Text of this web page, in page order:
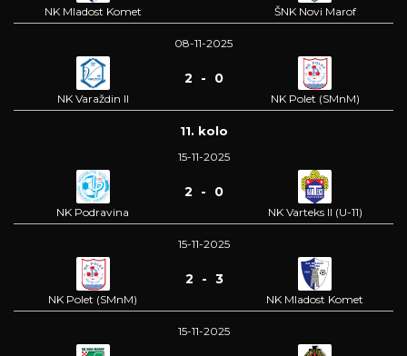
NK Mladost Komet ŠNK Novi Marof
08-11-2025
NK Varaždin II
2 - 0
NK Polet (SMnM)
11. kolo
15-11-2025
NK Podravina
2 - 0
NK Varteks II (U-11)
15-11-2025
NK Polet (SMnM)
2 - 3
NK Mladost Komet
15-11-2025